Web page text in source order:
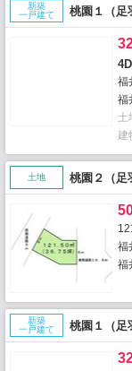
新築
一戸建て
桃園１（足
福
福
土
建
土地 桃園２（足
福
福
新築
一戸建て
桃園１（足